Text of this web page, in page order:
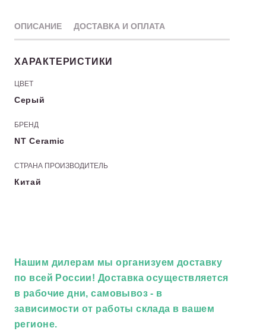
ОПИСАНИЕ ДОСТАВКА И ОПЛАТА
ХАРАКТЕРИСТИКИ
ЦВЕТ
Серый
БРЕНД
NT Ceramic
СТРАНА ПРОИЗВОДИТЕЛЬ
Китай
Нашим дилерам мы организуем доставку
по всей России! Доставка осуществляется
в рабочие дни, самовывоз - в
зависимости от работы склада в вашем
регионе.